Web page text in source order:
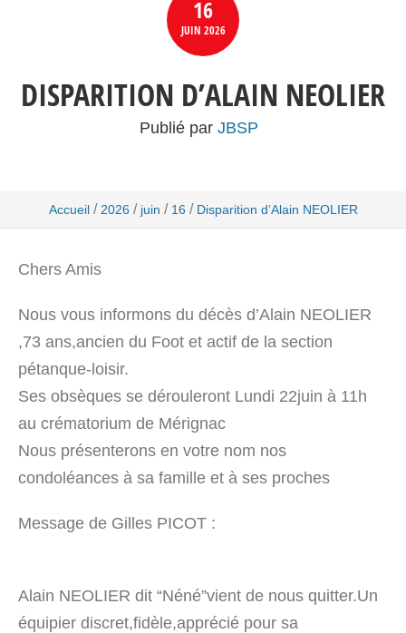
16
JUIN 2026
DISPARITION D’ALAIN NEOLIER
Publié par JBSP
Accueil / 2026 / juin / 16 / Disparition d’Alain NEOLIER
Chers Amis
Nous vous informons du décès d’Alain NEOLIER
,73 ans,ancien du Foot et actif de la section
pétanque-loisir.
Ses obsèques se dérouleront Lundi 22juin à 11h
au crématorium de Mérignac
Nous présenterons en votre nom nos
condoléances à sa famille et à ses proches
Message de Gilles PICOT :
Alain NEOLIER dit “Néné”vient de nous quitter.Un
équipier discret,fidèle,apprécié pour sa